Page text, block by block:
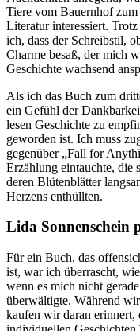
Tiere vom Bauernhof
Literatur interessiert.
ich, dass der Schreibstil,
Charme besaß, der mich
Geschichte wachsend
Als ich das Buch zum
ein Gefühl der
lesen Geschichte zu
geworden ist. Ich muss
gegenüber „Fall for
Erzählung eintauchte, die
deren Blütenblätter
Herzens enthüllten.
Lida Sonnenschein
Für ein Buch, das
ist, war ich überrascht,
wenn es mich nicht
überwältigte. Während
kaufen wir daran erinnert,